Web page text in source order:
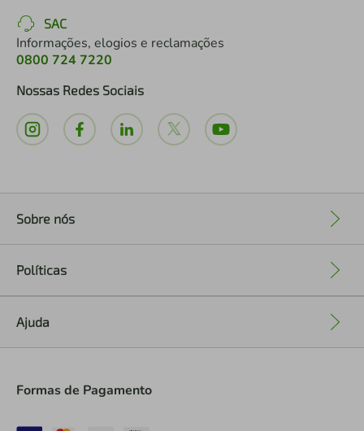
SAC
Informações, elogios e reclamações
0800 724 7220
Nossas Redes Sociais
Sobre nós
Políticas
Ajuda
Formas de Pagamento